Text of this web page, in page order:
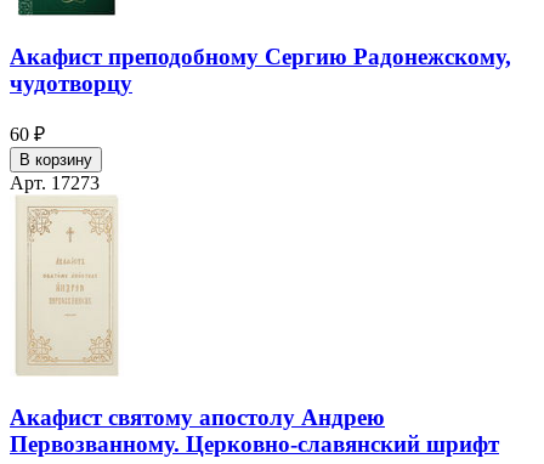
Акафист преподобному Сергию Радонежскому,
чудотворцу
60 ₽
В корзину
Арт. 17273
Акафист святому апостолу Андрею
Первозванному. Церковно-славянский шрифт